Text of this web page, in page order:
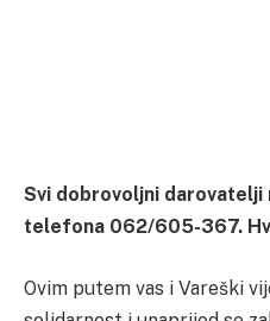
Svi dobrovoljni darovatelji
telefona 062/605-367.
Ovim putem vas i Vareški